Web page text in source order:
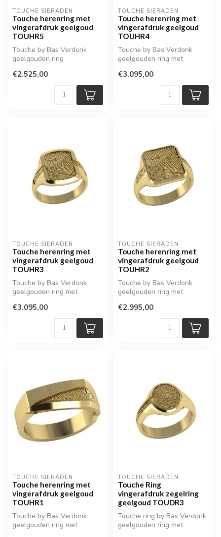
TOUCHE SIERADEN
Touche herenring met
vingerafdruk geelgoud
TOUHR5
Touche by Bas Verdonk
geelgouden ring
€2.525,00
TOUCHE SIERADEN
Touche herenring met
vingerafdruk geelgoud
TOUHR4
Touche by Bas Verdonk
geelgouden ring met
€3.095,00
TOUCHE SIERADEN
Touche herenring met
vingerafdruk geelgoud
TOUHR3
Touche by Bas Verdonk
geelgouden ring met
€3.095,00
TOUCHE SIERADEN
Touche herenring met
vingerafdruk geelgoud
TOUHR2
Touche by Bas Verdonk
geelgouden ring met
€2.995,00
TOUCHE SIERADEN
Touche herenring met
vingerafdruk geelgoud
TOUHR1
Touche by Bas Verdonk
geelgouden ring met
TOUCHE SIERADEN
Touche Ring
vingerafdruk zegelring
geelgoud TOUDR3
Touche ring by Bas Verdonk
geelgouden ring met